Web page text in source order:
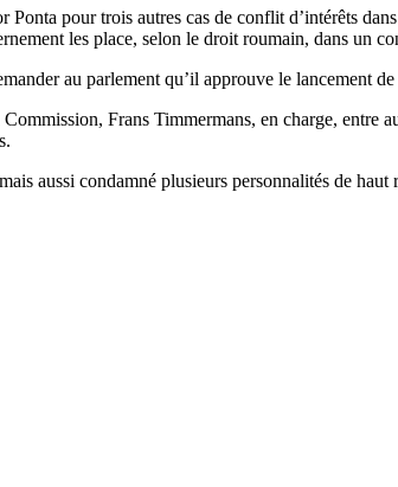
pour trois autres cas de conflit d’intérêts
les place, selon le droit roumain, dans un
au parlement qu’il approuve le lancement
Frans Timmermans, en charge, entre
aussi condamné plusieurs personnalités de haut